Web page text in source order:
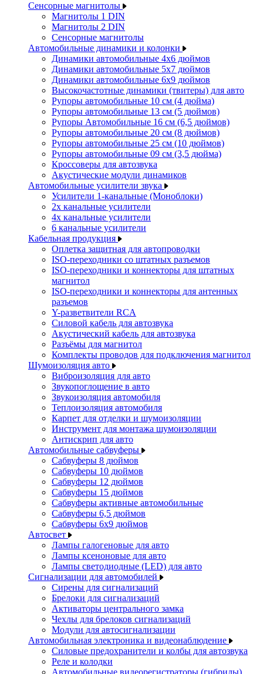
Сенсорные магнитолы
Магнитолы 1 DIN
Магнитолы 2 DIN
Сенсорные магнитолы
Автомобильные динамики и колонки
Динамики автомобильные 4x6 дюймов
Динамики автомобильные 5x7 дюймов
Динамики автомобильные 6x9 дюймов
Высокочастотные динамики (твитеры) для авто
Рупоры автомобильные 10 см (4 дюйма)
Рупоры автомобильные 13 см (5 дюймов)
Рупоры Автомобильные 16 см (6,5 дюймов)
Рупоры автомобильные 20 см (8 дюймов)
Рупоры автомобильные 25 см (10 дюймов)
Рупоры автомобильные 09 см (3,5 дюйма)
Кроссоверы для автозвука
Акустические модули динамиков
Автомобильные усилители звука
Усилители 1-канальные (Моноблоки)
2х канальные усилители
4х канальные усилители
6 канальные усилители
Кабельная продукция
Оплетка защитная для автопроводки
ISO-переходники со штатных разъемов
ISO-переходники и коннекторы для штатных
магнитол
ISO-переходники и коннекторы для антенных
разъемов
Y-разветвители RCA
Силовой кабель для автозвука
Акустический кабель для автозвука
Разъёмы для магнитол
Комплекты проводов для подключения магнитол
Шумоизоляция авто
Виброизоляция для авто
Звукопоглощение в авто
Звукоизоляция автомобиля
Теплоизоляция автомобиля
Карпет для отделки и шумоизоляции
Инструмент для монтажа шумоизоляции
Антискрип для авто
Автомобильные сабвуферы
Сабвуферы 8 дюймов
Сабвуферы 10 дюймов
Сабвуферы 12 дюймов
Сабвуферы 15 дюймов
Сабвуферы активные автомобильные
Сабвуферы 6,5 дюймов
Сабвуферы 6x9 дюймов
Автосвет
Лампы галогеновые для авто
Лампы ксеноновые для авто
Лампы светодиодные (LED) для авто
Сигнализации для автомобилей
Сирены для сигнализаций
Брелоки для сигнализаций
Активаторы центрального замка
Чехлы для брелоков сигнализаций
Модули для автосигнализации
Автомобильная электроника и видеонаблюдение
Силовые предохранители и колбы для автозвука
Реле и колодки
Автомобильные видеорегистраторы (гибриды)